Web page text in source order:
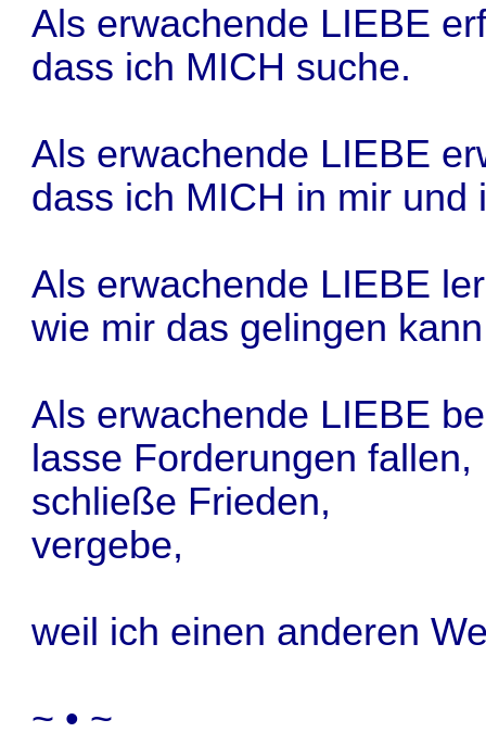
Als erwachende LIEBE
dass ich MICH suche.
Als erwachende LIEBE
dass ich MICH in mir
Als erwachende LIEBE
wie mir das gelingen
Als erwachende LIEBE
lasse Forderungen fallen,
schließe Frieden,
vergebe,
weil ich einen anderen
~ • ~